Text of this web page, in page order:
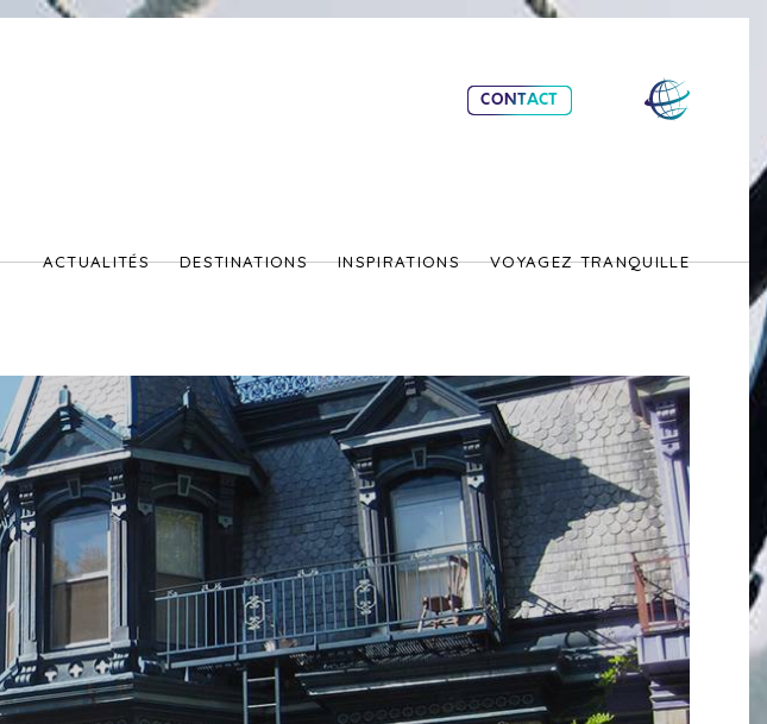
ACTUALITÉS DESTINATIONS INSPIRATIONS VOYAGEZ TRANQUILLE
CONTACT